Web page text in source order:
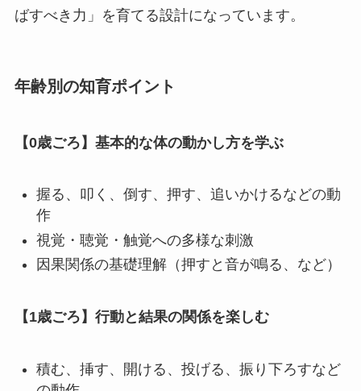
ばすべき力」を育てる設計になっています。
年齢別の知育ポイント
【0歳ごろ】基本的な体の動かし方を学ぶ
握る、叩く、倒す、押す、追いかけるなどの動
作
視覚・聴覚・触覚への多様な刺激
因果関係の基礎理解（押すと音が鳴る、など）
【1歳ごろ】行動と結果の関係を楽しむ
積む、挿す、開ける、投げる、振り下ろすなど